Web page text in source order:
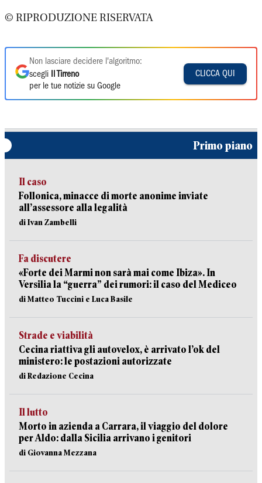
© RIPRODUZIONE RISERVATA
Non lasciare decidere l'algoritmo:
scegli
Il Tirreno
per le tue notizie su Google
CLICCA QUI
Primo piano
Il caso
Follonica, minacce di morte anonime inviate
all’assessore alla legalità
di Ivan Zambelli
Fa discutere
«Forte dei Marmi non sarà mai come Ibiza». In
Versilia la “guerra” dei rumori: il caso del Mediceo
di Matteo Tuccini e Luca Basile
Strade e viabilità
Cecina riattiva gli autovelox, è arrivato l’ok del
ministero: le postazioni autorizzate
di Redazione Cecina
Il lutto
Morto in azienda a Carrara, il viaggio del dolore
per Aldo: dalla Sicilia arrivano i genitori
di Giovanna Mezzana